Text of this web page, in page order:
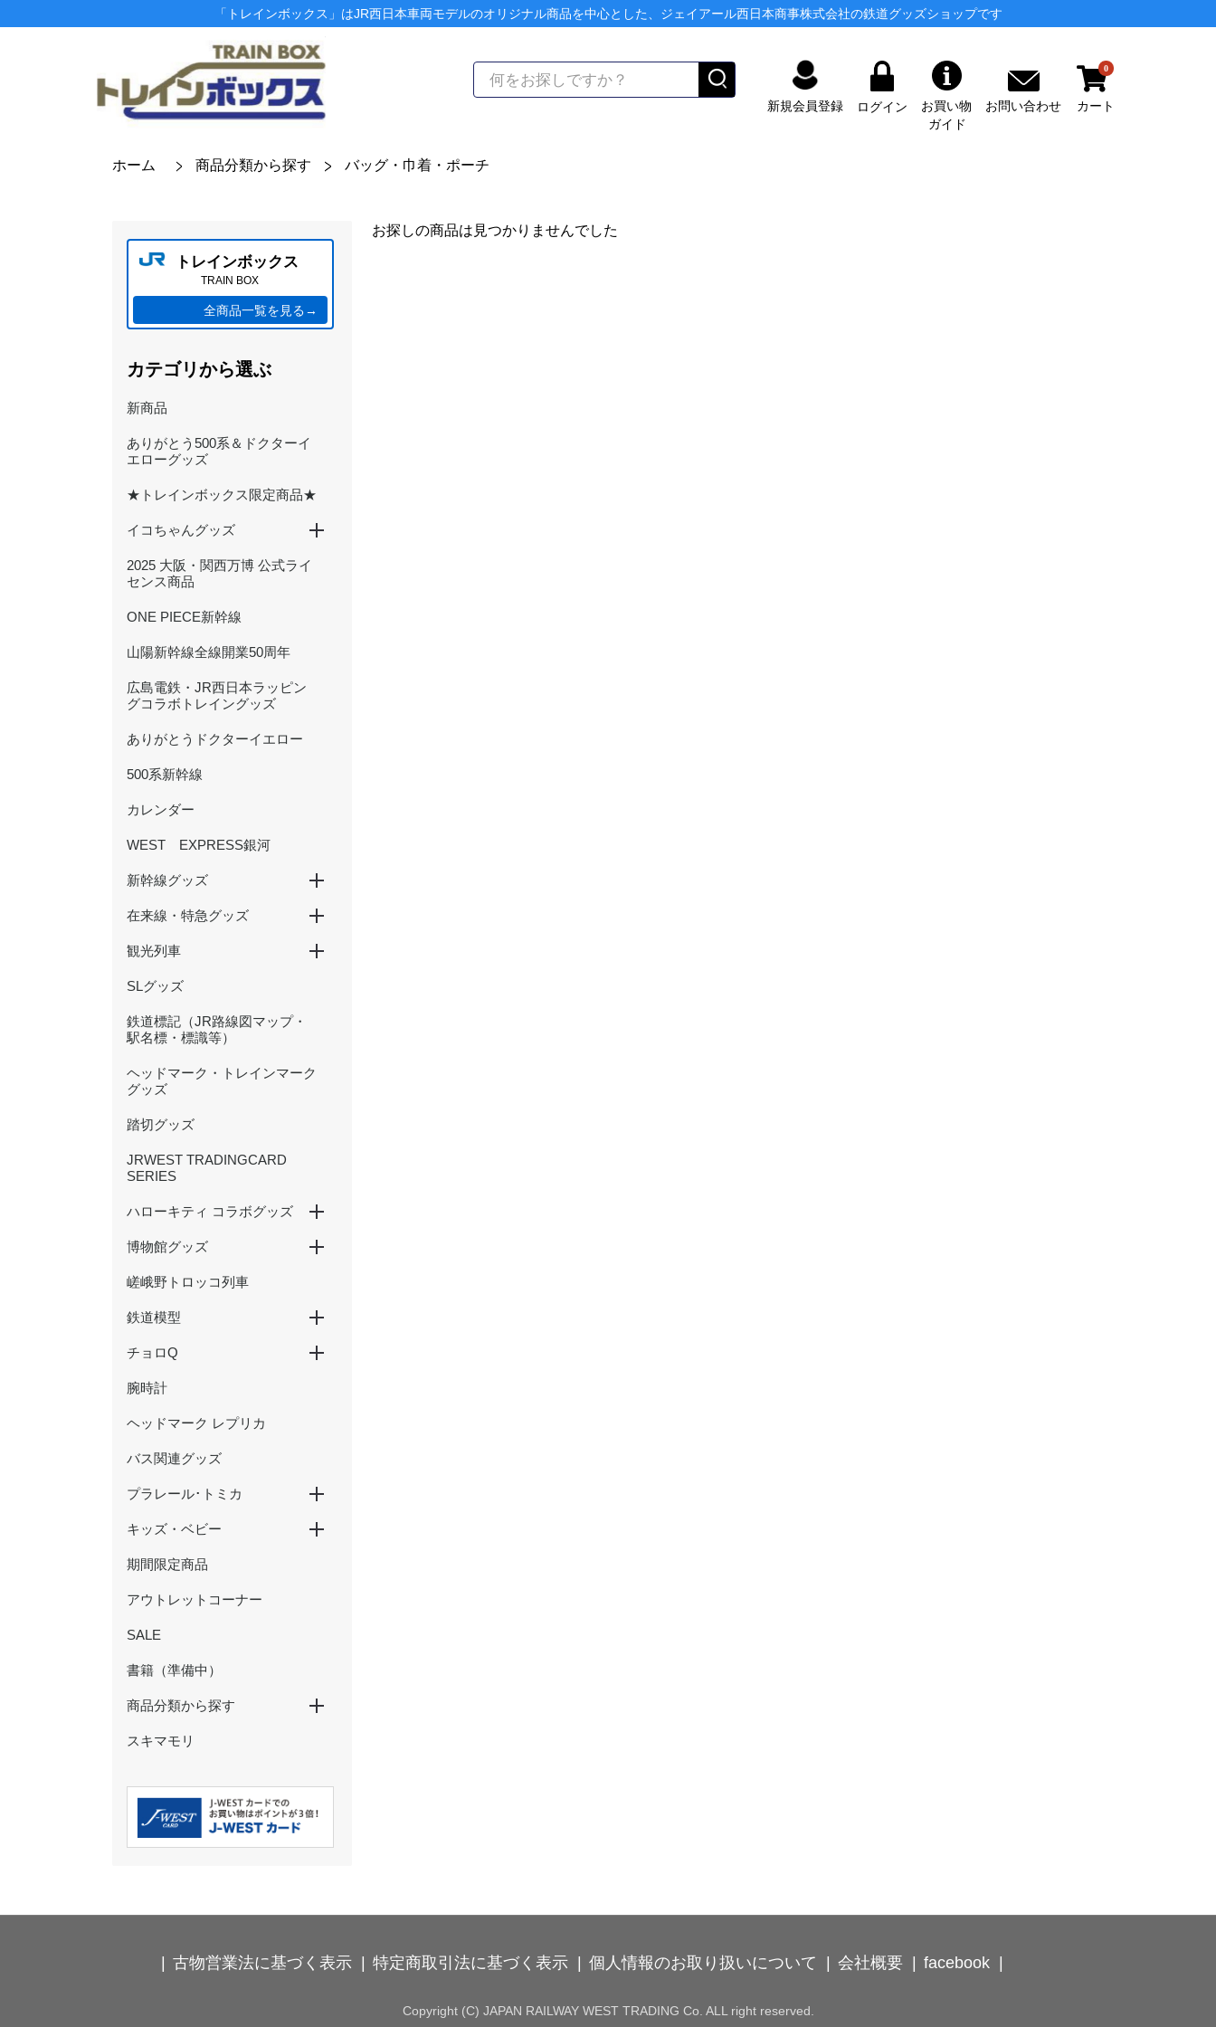
「トレインボックス」はJR西日本車両モデルのオリジナル商品を中心とした、ジェイアール西日本商事株式会社の鉄道グッズショップです
新規会員登録 ログイン
お買い物
ガイド
お問い合わせ
0
カート
ホーム 商品分類から探す バッグ・巾着・ポーチ
トレインボックス
TRAIN BOX
全商品一覧を見る→
カテゴリから選ぶ
新商品
ありがとう500系＆ドクターイ
エローグッズ
★トレインボックス限定商品★
イコちゃんグッズ
ICOCA20周年記念グッズ
ぬいぐるみ
文具
ハンカチ・タオル
キーホルダー・アクセサリー
雑貨・日用品
バッグ・ポーチ
2025 大阪・関西万博 公式ライ
センス商品
ONE PIECE新幹線
山陽新幹線全線開業50周年
広島電鉄・JR西日本ラッピン
グコラボトレイングッズ
ありがとうドクターイエロー
500系新幹線
カレンダー
WEST EXPRESS銀河
新幹線グッズ
山陽新幹線
北陸新幹線
500 TYPE EVA
在来線・特急グッズ
国鉄型列車
201系
大阪環状線
新快速
特急くろしお
特急まほろば(安寧・悠久)
特急やくも（381・273系
かにカニエクスプレス
トワイライトエクスプレス
北陸本線（サンダーバード・
観光列車
SAKU美SAKU楽
あめつち
はなあかり
SLグッズ
鉄道標記（JR路線図マップ・
駅名標・標識等）
ヘッドマーク・トレインマーク
グッズ
踏切グッズ
JRWEST TRADINGCARD
SERIES
ハローキティ コラボグッズ
ハローキティ新幹線
ハローキティ×大阪環状線
ハローキティ はるか
博物館グッズ
京都鉄道博物館グッズ
ウメテツグッズ
津山まなびの鉄道館グッズ
嵯峨野トロッコ列車
鉄道模型
Nゲージ
HOゲージ
チョロQ
新幹線
在来線・特急
SL・蒸気機関車
腕時計
ヘッドマーク レプリカ
バス関連グッズ
プラレール･トミカ
プラレール
トミカ
キッズ・ベビー
おもちゃ
期間限定商品
アウトレットコーナー
SALE
書籍（準備中）
商品分類から探す
特大パネル
玩具・ぬいぐるみ
ペン・鉛筆
ノート・メモ・ふせん
クリアファイル・下敷き
マスキングテープ
シール・ステッカー
ポストカード・ぽち袋
その他の文具
ストラップ・キーホルダー
カードケース・パスケース
食器・コップ
弁当箱・タンブラー・ボトル
箸・箸置き・コースター
ハンカチ・タオル
Ｔシャツ・靴下
バッグ・巾着・ポーチ
時計･インテリア･クッション
スキマモリ
お探しの商品は見つかりませんでした
古物営業法に基づく表示 特定商取引法に基づく表示 個人情報のお取り扱いについて 会社概要 facebook
Copyright (C) JAPAN RAILWAY WEST TRADING Co. ALL right reserved.